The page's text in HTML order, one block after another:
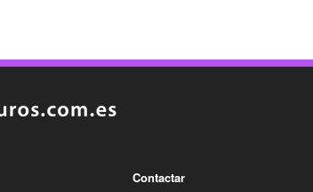
Contactar